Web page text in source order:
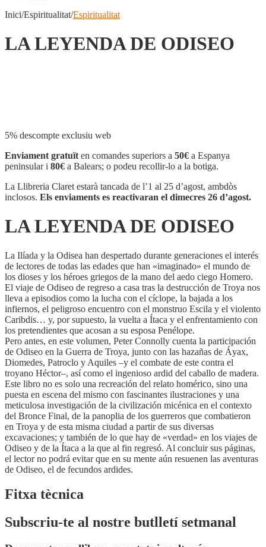
Inici/Espiritualitat/Espiritualitat
LA LEYENDA DE ODISEO
5% descompte exclusiu web
Enviament gratuït en comandes superiors a 50€ a Espanya
peninsular i 80€ a Balears; o podeu recollir-lo a la botiga.
La Llibreria Claret estarà tancada de l’1 al 25 d’agost, ambdòs
inclosos. Els enviaments es reactivaran el dimecres 26 d’agost.
LA LEYENDA DE ODISEO
La Ilíada y la Odisea han despertado durante generaciones el interés
de lectores de todas las edades que han «imaginado» el mundo de
los dioses y los héroes griegos de la mano del aedo ciego Homero.
El viaje de Odiseo de regreso a casa tras la destrucción de Troya nos
lleva a episodios como la lucha con el cíclope, la bajada a los
infiernos, el peligroso encuentro con el monstruo Escila y el violento
Caribdis… y, por supuesto, la vuelta a Ítaca y el enfrentamiento con
los pretendientes que acosan a su esposa Penélope.
Pero antes, en este volumen, Peter Connolly cuenta la participación
de Odiseo en la Guerra de Troya, junto con las hazañas de Áyax,
Diomedes, Patroclo y Aquiles –y el combate de este contra el
troyano Héctor–, así como el ingenioso ardid del caballo de madera.
Este libro no es solo una recreación del relato homérico, sino una
puesta en escena del mismo con fascinantes ilustraciones y una
meticulosa investigación de la civilización micénica en el contexto
del Bronce Final, de la panoplia de los guerreros que combatieron
en Troya y de esta misma ciudad a partir de sus diversas
excavaciones; y también de lo que hay de «verdad» en los viajes de
Odiseo y de la Ítaca a la que al fin regresó. Al concluir sus páginas,
el lector no podrá evitar que en su mente aún resuenen las aventuras
de Odiseo, el de fecundos ardides.
Fitxa tècnica
Subscriu-te al nostre butlletí setmanal